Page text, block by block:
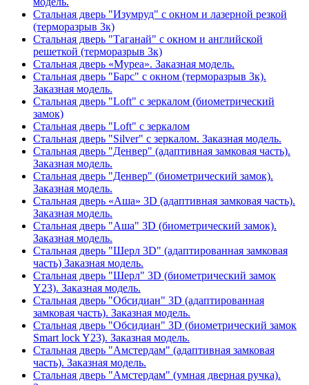
Стальная дверь "Изумруд" с окном и лазерной резкой
(терморазрыв 3к)
Стальная дверь "Таганай" с окном и английской
решеткой (терморазрыв 3к)
Стальная дверь «Муреа». Заказная модель.
Стальная дверь "Барс" с окном (терморазрыв 3к).
Заказная модель.
Стальная дверь "Loft" с зеркалом (биометрический
замок)
Стальная дверь "Loft" с зеркалом
Стальная дверь "Silver" с зеркалом. Заказная модель.
Стальная дверь "Денвер" (адаптивная замковая часть).
Заказная модель.
Стальная дверь "Денвер" (биометрический замок).
Заказная модель.
Стальная дверь «Аша» 3D (адаптивная замковая часть).
Заказная модель.
Стальная дверь "Аша" 3D (биометрический замок).
Заказная модель.
Стальная дверь "Шерл 3D" (адаптированная замковая
часть) Заказная модель.
Стальная дверь "Шерл" 3D (биометрический замок
Y23). Заказная модель.
Стальная дверь "Обсидиан" 3D (адаптированная
замковая часть). Заказная модель.
Стальная дверь "Обсидиан" 3D (биометрический замок
Smart lock Y23). Заказная модель.
Стальная дверь "Амстердам" (адаптивная замковая
часть). Заказная модель.
Стальная дверь "Амстердам" (умная дверная ручка).